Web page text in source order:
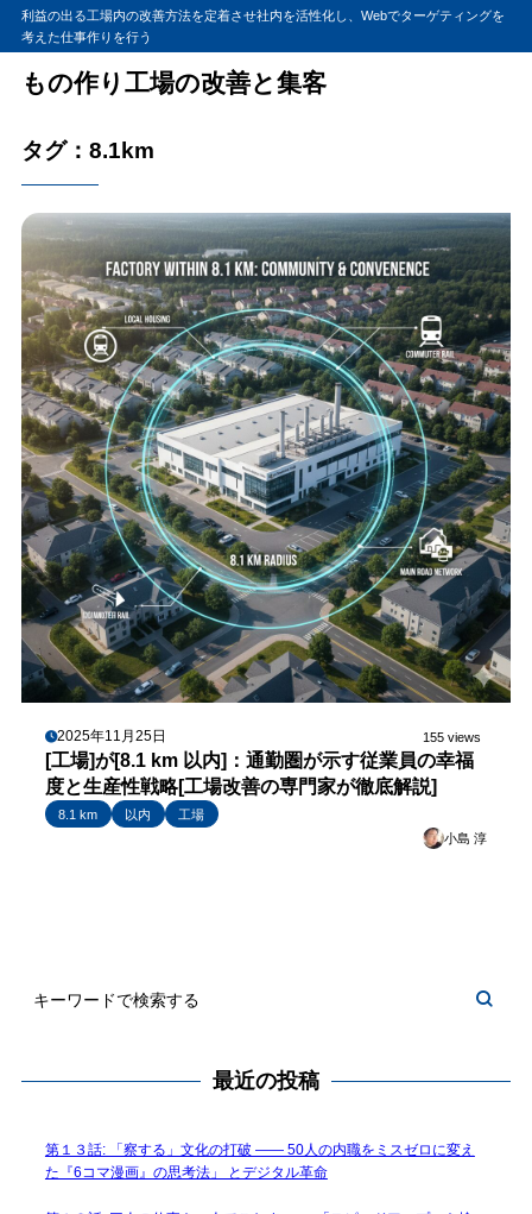
利益の出る工場内の改善方法を定着させ社内を活性化し、Webでターゲティングを
考えた仕事作りを行う
もの作り工場の改善と集客
タグ：8.1km
2025年11月25日 155 views
[工場]が[8.1 km 以内]：通勤圏が示す従業員の幸福
度と生産性戦略[工場改善の専門家が徹底解説]
8.1 km 以内
工場
小島 淳
最近の投稿
第１３話: 「察する」文化の打破 —— 50人の内職をミスゼロに変え
た『6コマ漫画』の思考法」 とデジタル革命